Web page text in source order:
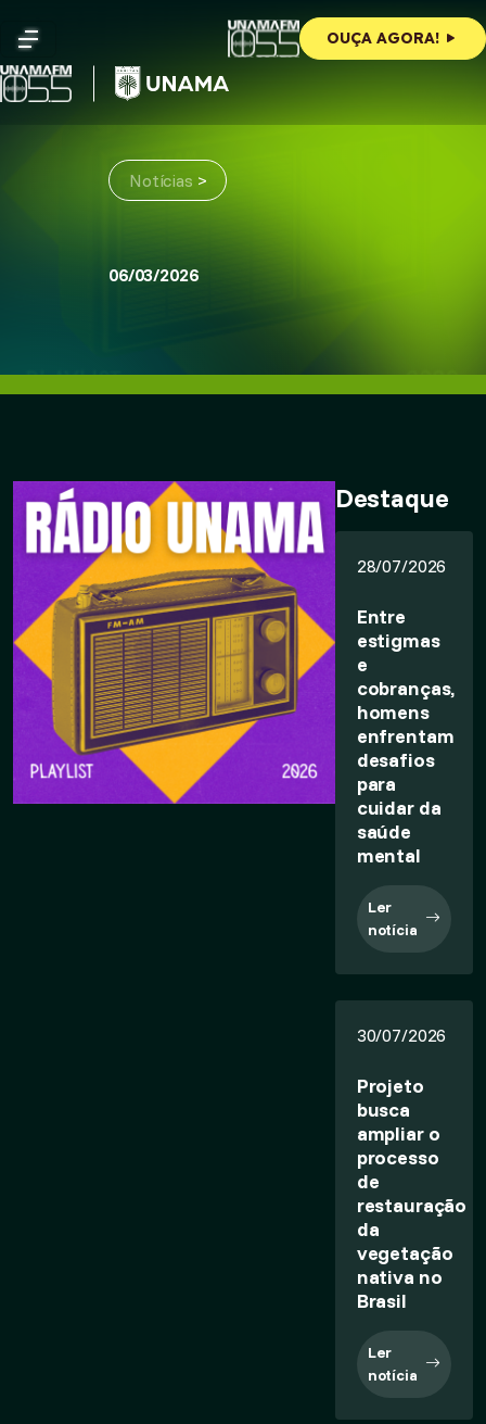
content
OUÇA AGORA!
Notícias >
06/03/2026
Destaque
28/07/2026
Entre
estigmas
e
cobranças,
homens
enfrentam
desafios
para
cuidar da
saúde
mental
Ler
notícia
30/07/2026
Projeto
busca
ampliar o
processo
de
restauração
da
vegetação
nativa no
Brasil
Ler
notícia